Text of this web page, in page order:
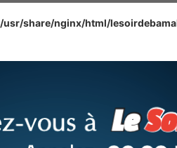
/usr/share/nginx/html/